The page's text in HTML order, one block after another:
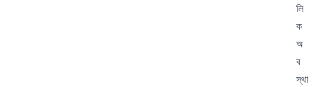
লি
ক
অ
ব
স্থা